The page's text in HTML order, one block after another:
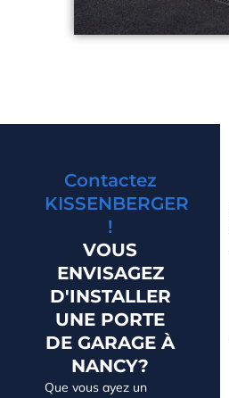
Contactez
KISSENBERGER
!
VOUS
ENVISAGEZ
D'INSTALLER
UNE PORTE
DE GARAGE À
NANCY?
Que vous ayez un